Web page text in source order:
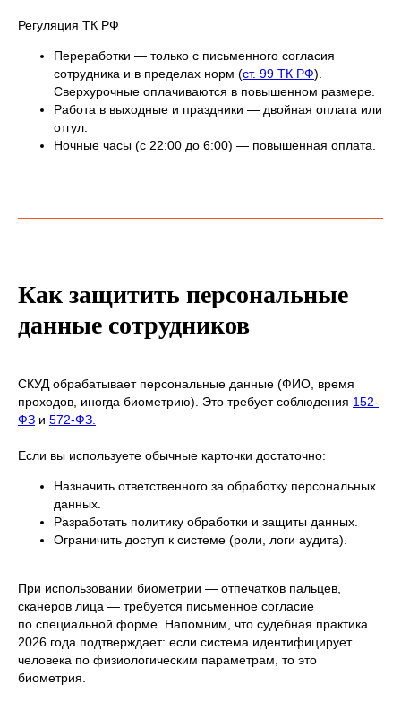
Регуляция ТК РФ
Переработки — только с письменного согласия
сотрудника и в пределах норм (ст. 99 ТК РФ).
Сверхурочные оплачиваются в повышенном размере.
Работа в выходные и праздники — двойная оплата или
отгул.
Ночные часы (с 22:00 до 6:00) — повышенная оплата.
Как защитить персональные
данные сотрудников
СКУД обрабатывает персональные данные (ФИО, время
проходов, иногда биометрию). Это требует соблюдения 152-
ФЗ и 572-ФЗ.
Если вы используете обычные карточки достаточно:
Назначить ответственного за обработку персональных
данных.
Разработать политику обработки и защиты данных.
Ограничить доступ к системе (роли, логи аудита).
При использовании биометрии — отпечатков пальцев,
сканеров лица — требуется письменное согласие
по специальной форме. Напомним, что судебная практика
2026 года подтверждает: если система идентифицирует
человека по физиологическим параметрам, то это
биометрия.